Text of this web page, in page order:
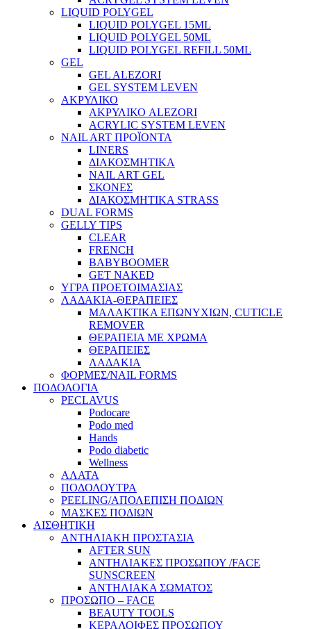
LIQUID POLYGEL
LIQUID POLYGEL 15ML
LIQUID POLYGEL 50ML
LIQUID POLYGEL REFILL 50ML
GEL
GEL ALEZORI
GEL SYSTEM LEVEN
ΑΚΡΥΛΙΚΟ
ΑΚΡΥΛΙΚΟ ALEZORI
ACRYLIC SYSTEM LEVEN
NAIL ART ΠΡΟΪΟΝΤΑ
LINERS
ΔΙΑΚΟΣΜΗΤΙΚΑ
NAIL ART GEL
ΣΚΟΝΕΣ
ΔΙΑΚΟΣΜΗΤΙΚΑ STRASS
DUAL FORMS
GELLY TIPS
CLEAR
FRENCH
BABYBOOMER
GET NAKED
ΥΓΡΑ ΠΡΟΕΤΟΙΜΑΣΙΑΣ
ΛΑΔΑΚΙΑ-ΘΕΡΑΠΕΙΕΣ
ΜΑΛΑΚΤΙΚΑ ΕΠΩΝΥΧΙΩΝ, CUTICLE
REMOVER
ΘΕΡΑΠΕΙΑ ΜΕ ΧΡΩΜΑ
ΘΕΡΑΠΕΙΕΣ
ΛΑΔΑΚΙΑ
ΦΟΡΜΕΣ/NAIL FORMS
ΠΟΔΟΛΟΓΙΑ
PECLAVUS
Podocare
Podo med
Hands
Podo diabetic
Wellness
ΑΛΑΤΑ
ΠΟΔΟΛΟΥΤΡΑ
PEELING/ΑΠΟΛΕΠΙΣΗ ΠΟΔΙΩΝ
ΜΑΣΚΕΣ ΠΟΔΙΩΝ
ΑΙΣΘΗΤΙΚΗ
ΑΝΤΗΛΙΑΚΗ ΠΡΟΣΤΑΣΙΑ
AFTER SUN
ΑΝΤΗΛΙΑΚΕΣ ΠΡΟΣΩΠΟΥ /FACE
SUNSCREEN
ΑΝΤΗΛΙΑΚΑ ΣΩΜΑΤΟΣ
ΠΡΟΣΩΠΟ – FACE
BEAUTY TOOLS
ΚΕΡΑΛΟΙΦΕΣ ΠΡΟΣΩΠΟΥ